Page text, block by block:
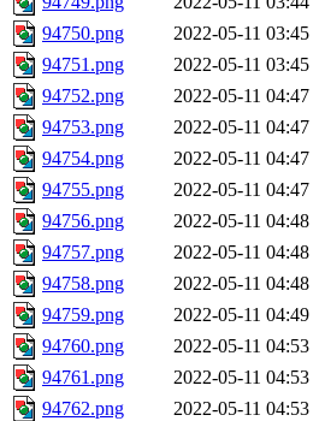
94750.png
2022-05-11 03:45
94751.png
2022-05-11 03:45
94752.png
2022-05-11 04:47
94753.png
2022-05-11 04:47
94754.png
2022-05-11 04:47
94755.png
2022-05-11 04:47
94756.png
2022-05-11 04:48
94757.png
2022-05-11 04:48
94758.png
2022-05-11 04:48
94759.png
2022-05-11 04:49
94760.png
2022-05-11 04:53
94761.png
2022-05-11 04:53
94762.png
2022-05-11 04:53